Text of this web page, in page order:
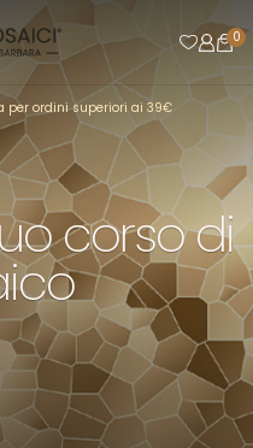
per ordini superiori ai 39€
corso di
0